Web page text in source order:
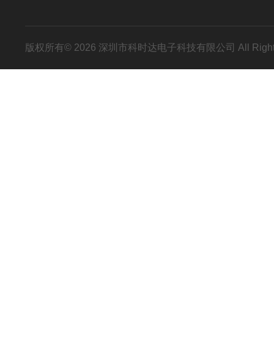
版权所有© 2026 深圳市科时达电子科技有限公司 All